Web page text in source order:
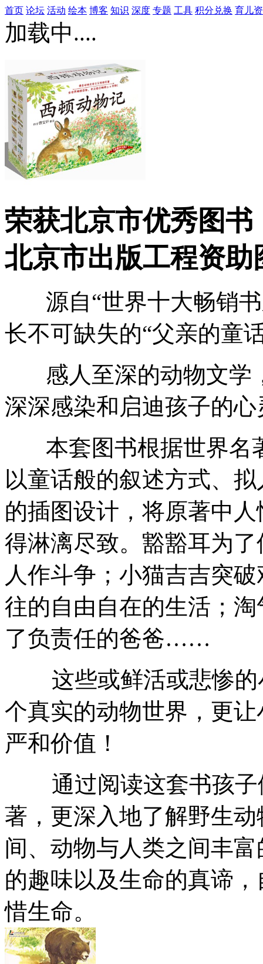
首页 论坛 活动 绘本 博客 知识 深度 专题 工具 积分兑换 育儿
加载中....
荣获北京市优秀图
北京市出版工程资助
源自“世界十大畅销书
长不可缺失的“父亲的童
感人至深的动物文学
深深感染和启迪孩子的心
本套图书根据世界名
以童话般的叙述方式、
的插图设计，将原著中
得淋漓尽致。豁豁耳为
人作斗争；小猫吉吉突
往的自由自在的生活；
了负责任的爸爸……
这些或鲜活或悲惨的
个真实的动物世界，更
严和价值！
通过阅读这套书孩子
著，更深入地了解野生
间、动物与人类之间丰
的趣味以及生命的真谛
惜生命。